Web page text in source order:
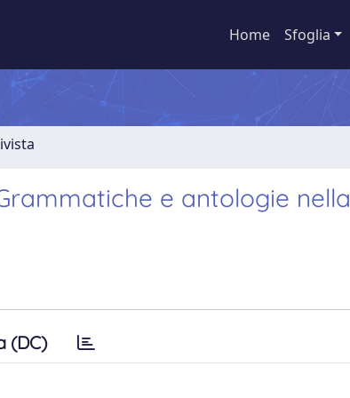
Home Sfoglia
e antologie nella
(DC)